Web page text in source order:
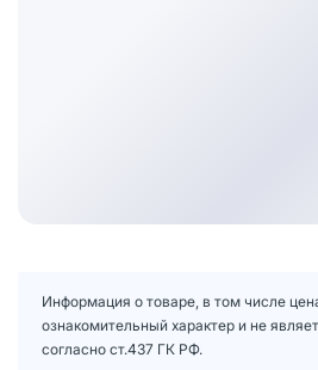
Информация о товаре, в том числе
ознакомительный характер и не
согласно ст.437 ГК РФ.